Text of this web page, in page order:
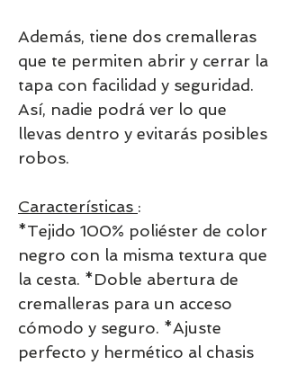
Además, tiene dos cremalleras
que te permiten abrir y cerrar la
tapa con facilidad y seguridad.
Así, nadie podrá ver lo que
llevas dentro y evitarás posibles
robos.
Características :
*Tejido 100% poliéster de color
negro con la misma textura que
la cesta. *Doble abertura de
cremalleras para un acceso
cómodo y seguro. *Ajuste
perfecto y hermético al chasis